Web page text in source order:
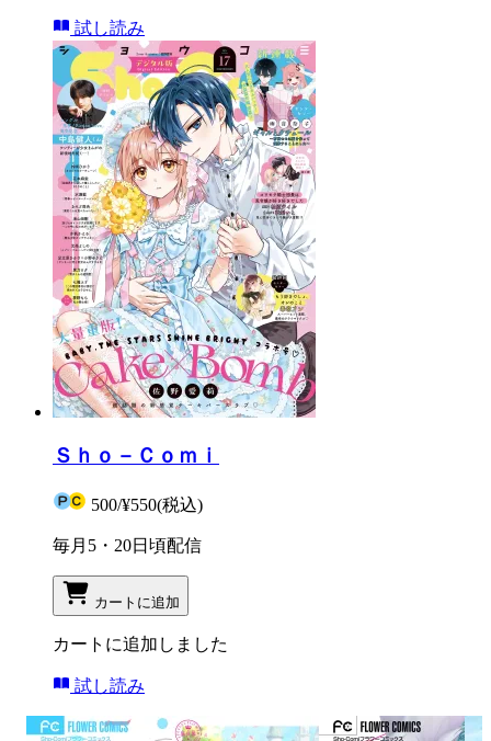
試し読み
Ｓｈｏ－Ｃｏｍｉ
500/¥550(税込)
毎月5・20日頃配信
カートに追加
カートに追加しました
試し読み